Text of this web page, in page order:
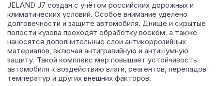
JELAND J7 создан с учётом российских дорожных и
климатических условий. Особое внимание уделено
долговечности и защите автомобиля. Днище и скрытые
полости кузова проходят обработку воском, а также
наносятся дополнительные слои антикоррозийных
материалов, включая антигравийную и антишумную
защиту. Такой комплекс мер повышает устойчивость
автомобиля к воздействию влаги, реагентов, перепадов
температур и других внешних факторов.